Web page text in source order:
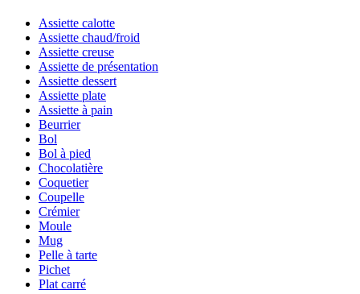
Assiette calotte
Assiette chaud/froid
Assiette creuse
Assiette de présentation
Assiette dessert
Assiette plate
Assiette à pain
Beurrier
Bol
Bol à pied
Chocolatière
Coquetier
Coupelle
Crémier
Moule
Mug
Pelle à tarte
Pichet
Plat carré